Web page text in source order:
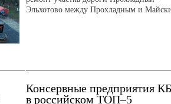
Эльхотово между Прохладным и
Консервные предприятия
в российском ТОП–5